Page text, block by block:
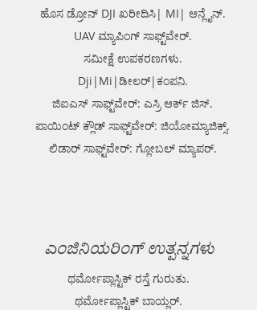
ಹೊಸ ಡ್ರೋನ್ DJI ಖರೀದಿಸಿ| MI| ಆನ್ಲೈನ್.
UAV ಮ್ಯಾಪಿಂಗ್ ಸಾಫ್ಟ್‌ವೇರ್.
ಸಮೀಕ್ಷೆ ಉಪಕರಣಗಳು.
Dji|Mi|ಡೀಲರ್|ಕಂಪನಿ.
ಜಿಐಎಸ್ ಸಾಫ್ಟ್‌ವೇರ್: ಎಸ್ರಿ ಆರ್ಕ್ ಜಿಸ್.
ಪಾಯಿಂಟ್ ಕ್ಲೌಡ್ ಸಾಫ್ಟ್‌ವೇರ್: ಜಿಯೋಮ್ಯಾಜಿಕ್ಸ್.
ಲಿಡಾರ್ ಸಾಫ್ಟ್‌ವೇರ್: ಗ್ಲೋಬಲ್ ಮ್ಯಾಪರ್.
ಎಂಜಿನಿಯರಿಂಗ್ ಉತ್ಪನ್ನಗಳು
ಥರ್ಮೋಪ್ಲಾಸ್ಟಿಕ್ ರಸ್ತೆ ಗುರುತು.
ಥರ್ಮೋಪ್ಲಾಸ್ಟಿಕ್ ಬಾಯ್ಲರ್.